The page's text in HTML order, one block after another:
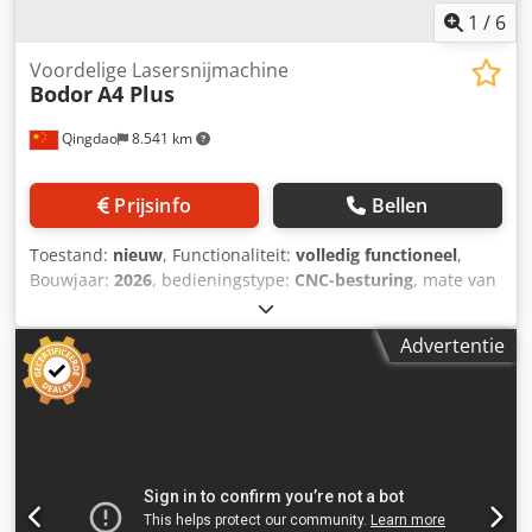
1 / 6
Qingdao 8.541 km
Voordelige Lasersnijmachine
BodorA4 Plus
Prijsinfo Bellen
Toestand: nieuw, Functionaliteit: volledig functioneel,
Bouwjaar: 2026, bedieningstype: CNC-besturing, mate van
halfautomatisch
elektrisch, controllerfabrikant:Bodor, lasertype:
vezellaser
, Instapmodel lasersnijmachine voor metalen
platen Lagere lasersnijkosten en eenvoudige bediening De
modulaire snijmachinetafel met verstijvers bespaart tijd
gasbesparende lage druk roestvrij staal stikstof snijden, en
Advertentie